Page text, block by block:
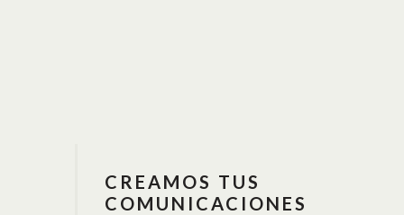
CREAMOS TUS
COMUNICACIONES